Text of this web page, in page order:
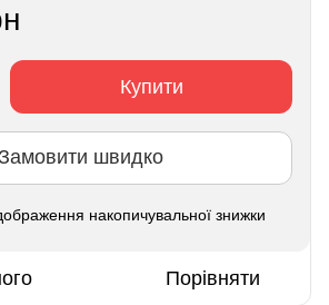
Купити
швидко
накопичувальної знижки
Порівняти